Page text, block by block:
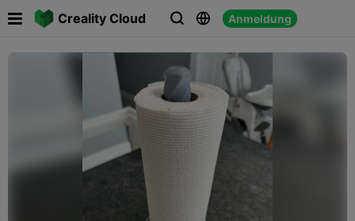
Creality Cloud   Anmeldung
 